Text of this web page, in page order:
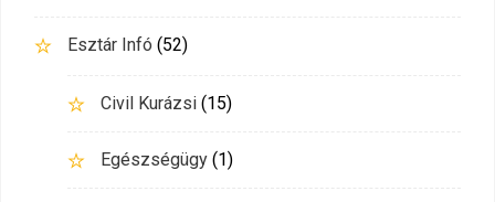
Esztár Infó (52)
Civil Kurázsi (15)
Egészségügy (1)